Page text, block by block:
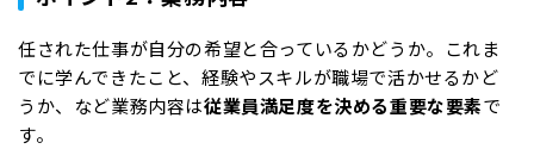
任された仕事が自分の希望と合っているかどうか。これま
でに学んできたこと、経験やスキルが職場で活かせるかど
うか、など業務内容は従業員満足度を決める重要な要素で
す。